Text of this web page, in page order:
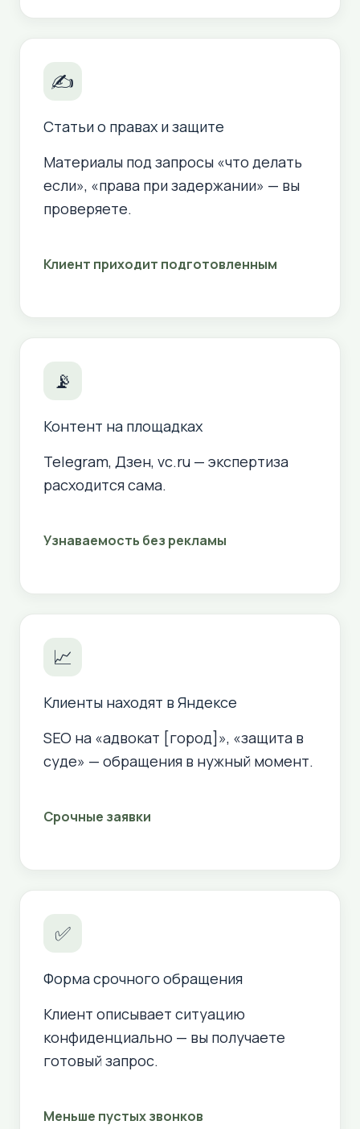
✍
Статьи о правах и защите
Материалы под запросы «что делать
если», «права при задержании» — вы
проверяете.
Клиент приходит подготовленным
📡
Контент на площадках
Telegram, Дзен, vc.ru — экспертиза
расходится сама.
Узнаваемость без рекламы
📈
Клиенты находят в Яндексе
SEO на «адвокат [город]», «защита в
суде» — обращения в нужный момент.
Срочные заявки
✅
Форма срочного обращения
Клиент описывает ситуацию
конфиденциально — вы получаете
готовый запрос.
Меньше пустых звонков